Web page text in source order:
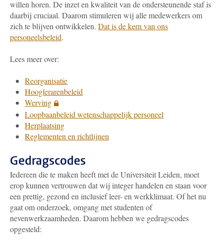
willen horen. De inzet en kwaliteit van de ondersteunende staf is
daarbij cruciaal. Daarom stimuleren wij alle medewerkers om
zich te blijven ontwikkelen. Dat is de kern van ons
personeelsbeleid.
Lees meer over:
Reorganisatie
Hooglerarenbeleid
Werving
Loopbaanbeleid wetenschappelijk personeel
Herplaatsing
Reglementen en richtlijnen
Gedragscodes
Iedereen die te maken heeft met de Universiteit Leiden, moet
erop kunnen vertrouwen dat wij integer handelen en staan voor
een prettig, gezond en inclusief leer- en werkklimaat. Of het nu
gaat om onderzoek, omgang met studenten of
nevenwerkzaamheden. Daarom hebben we gedragscodes
opgesteld: